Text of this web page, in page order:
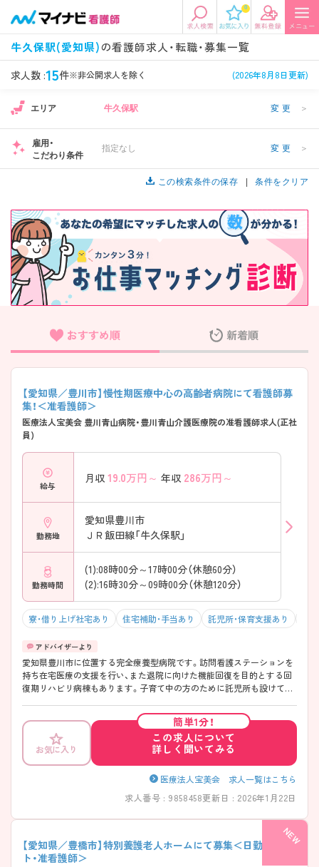
0
牛久保駅(愛知県)の看護師求人・転職・募集一覧
求人数 :15件※非公開求人を除く (2026年8月8日更新)
エリアから探す
エリアから探す 駅・路線から探す
関東
東海 関西
北海道・東北 中国・四国
九州・沖縄
希望の求人条件を選択
条件項目の選択に戻る
看護師、准看護師など 常勤、夜勤なし可など
施設形態 担当業務
病棟、外来など
診察科目
美容外科、
循環器内科など
こだわり条件
未経験歓迎、
年収
年収500万円以上など
雇用形態
正社員、契約社員など
フリーワード検索
エリア 牛久保駅 変更 ＞
雇用・
こだわり条件
指定なし 変更 ＞
この検索条件の保存 条件をクリア
おすすめ順 新着順
【愛知県／豊川市】慢性期医療中心の高齢者病院にて看護師募
集！＜准看護師＞
医療法人宝美会 豊川青山病院・豊川青山介護医療院の准看護師求人(正社
員)
給与
月収 19.0万円～ 年収 286万円～
勤務地
愛知県豊川市
ＪＲ飯田線「牛久保駅」
勤務時間
(1):08時00分～17時00分（休憩60分）
(2):16時30分～09時00分（休憩120分）
寮・借り上げ社宅あり 住宅補助・手当あり 託児所・保育支援あり
愛知県豊川市に位置する完全療養型病院です。訪問看護ステーションを
持ち在宅医療の支援を行い、また退院に向けた機能回復を目的とする回
復期リハビリ病棟もあります。子育て中の方のために託児所も設けてい
ントなど、さらに詳細をお話しいたしますのでお気軽にご相談くださ
い。
お気に入り
簡単1分！
この求人について
詳しく聞いてみる
医療法人宝美会 求人一覧はこちら
求人番号 : 9858458更新日 : 2026年1月22日
【愛知県／豊橋市】特別養護老人ホームにて募集＜日勤パー
ト・准看護師＞